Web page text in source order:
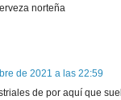
norteña
de 2021 a las 22:59
de por aquí que